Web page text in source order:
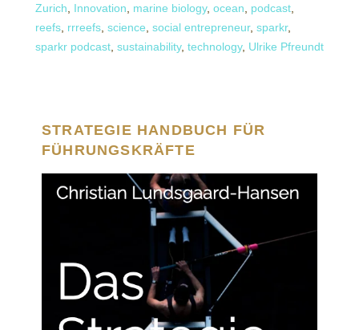
Zurich
Innovation marine biology, ocean podcast
reefs rrreefs science social entrepreneur, sparkr,
sparkr podcast sustainability, technology, Ulrike Pfreundt
STRATEGIE HANDBUCH FÜR
FÜHRUNGSKRÄFTE